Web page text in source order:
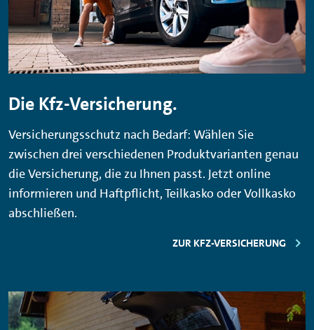
Die Kfz-Versicherung.
Versicherungsschutz nach Bedarf: Wählen Sie
zwischen drei verschiedenen Produktvarianten genau
die Versicherung, die zu Ihnen passt. Jetzt online
informieren und Haftpflicht, Teilkasko oder Vollkasko
abschließen.
ZUR KFZ-VERSICHERUNG